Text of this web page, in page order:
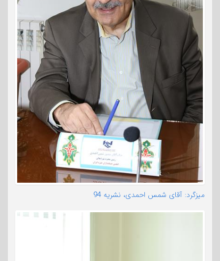
میزگرد: آقای شمس احمدی، نشریه 94